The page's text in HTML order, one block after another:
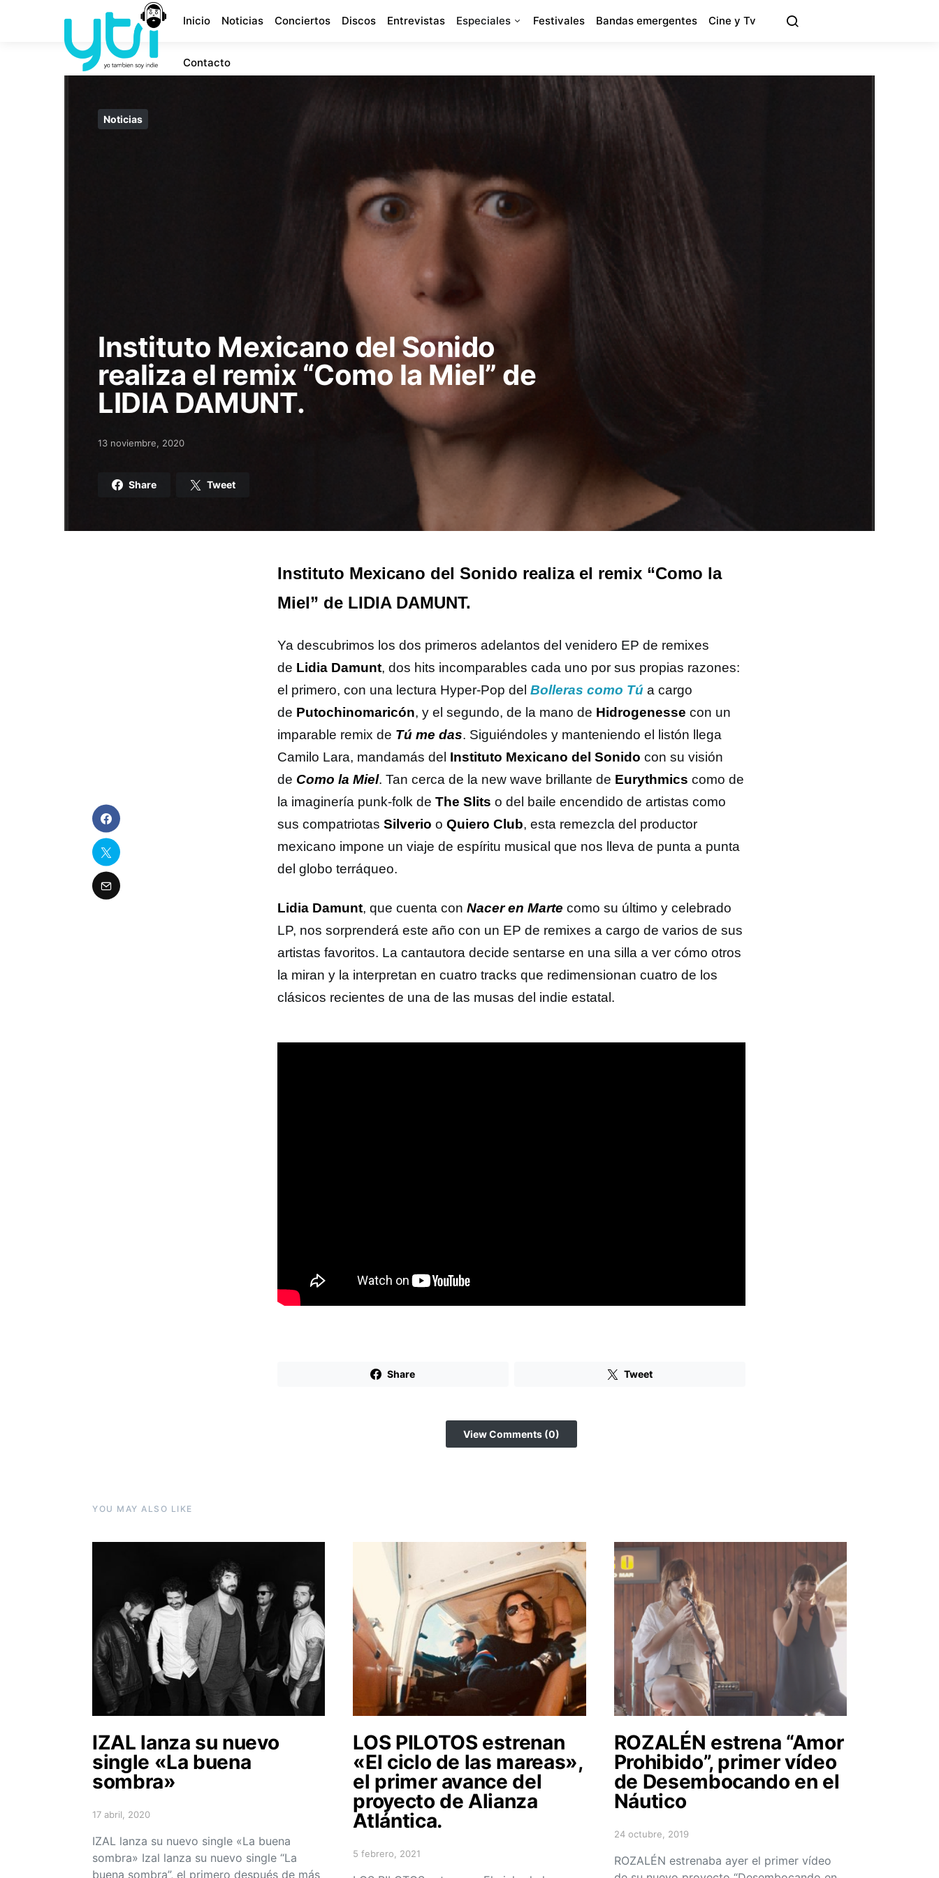
Inicio Noticias Conciertos Discos Entrevistas Especiales Festivales Bandas emergentes Cine y Tv
Contacto
Noticias
Instituto Mexicano del Sonido
realiza el remix “Como la Miel” de
LIDIA DAMUNT.
Posted on
13 noviembre, 2020
Share Tweet
Instituto Mexicano del Sonido realiza el remix “Como la
Miel” de LIDIA DAMUNT.
Ya descubrimos los dos primeros adelantos del venidero EP de remixes
de Lidia Damunt, dos hits incomparables cada uno por sus propias razones:
el primero, con una lectura Hyper-Pop del Bolleras como Tú a cargo
de Putochinomaricón, y el segundo, de la mano de Hidrogenesse con un
imparable remix de Tú me das. Siguiéndoles y manteniendo el listón llega
Camilo Lara, mandamás del Instituto Mexicano del Sonido con su visión
de Como la Miel. Tan cerca de la new wave brillante de Eurythmics como de
la imaginería punk-folk de The Slits o del baile encendido de artistas como
sus compatriotas Silverio o Quiero Club, esta remezcla del productor
mexicano impone un viaje de espíritu musical que nos lleva de punta a punta
del globo terráqueo.
Lidia Damunt, que cuenta con Nacer en Marte como su último y celebrado
LP, nos sorprenderá este año con un EP de remixes a cargo de varios de sus
artistas favoritos. La cantautora decide sentarse en una silla a ver cómo otros
la miran y la interpretan en cuatro tracks que redimensionan cuatro de los
clásicos recientes de una de las musas del indie estatal.
Share Tweet
View Comments (0)
YOU MAY ALSO LIKE
IZAL lanza su nuevo
single «La buena
sombra»
Posted on
17 abril, 2020
IZAL lanza su nuevo single «La buena
sombra» Izal lanza su nuevo single “La
buena sombra”, el primero después de más
LOS PILOTOS estrenan
«El ciclo de las mareas»,
el primer avance del
proyecto de Alianza
Atlántica.
Posted on
5 febrero, 2021
ROZALÉN estrena “Amor
Prohibido”, primer vídeo
de Desembocando en el
Náutico
Posted on
24 octubre, 2019
ROZALÉN estrenaba ayer el primer vídeo